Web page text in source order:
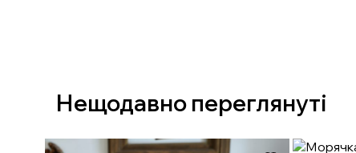
Нещодавно переглянуті